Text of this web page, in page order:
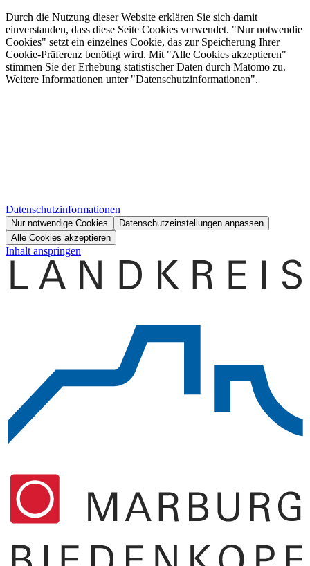
Durch die Nutzung dieser Website erklären Sie sich damit
einverstanden, dass diese Seite Cookies verwendet. "Nur notwendie
Cookies" setzt ein einzelnes Cookie, das zur Speicherung Ihrer
Cookie-Präferenz benötigt wird. Mit "Alle Cookies akzeptieren"
stimmen Sie der Erhebung statistischer Daten durch Matomo zu.
Weitere Informationen unter "Datenschutzinformationen".
Datenschutzinformationen
Nur notwendige Cookies
Datenschutzeinstellungen anpassen
Alle Cookies akzeptieren
Inhalt anspringen